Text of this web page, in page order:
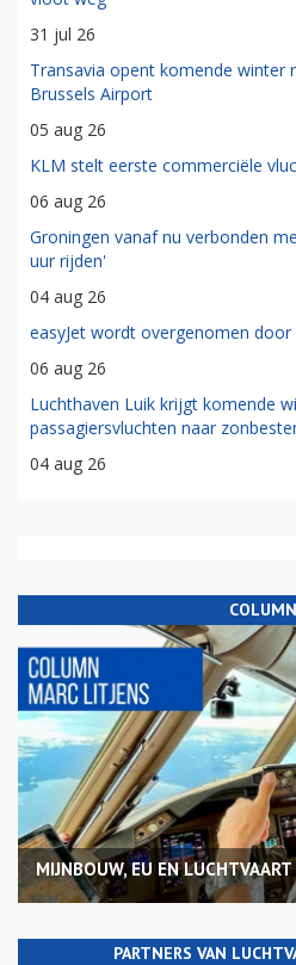
31 jul 26
Transavia opent komende winter
Brussels Airport
05 aug 26
KLM stelt eerste commerciële
06 aug 26
Groningen vanaf nu verbonden
uur rijden'
04 aug 26
easyJet wordt overgenomen
06 aug 26
Luchthaven Luik krijgt komende
passagiersvluchten naar
04 aug 26
MIJNBOUW, EU EN LUCHTVAART
PARTNERS VAN